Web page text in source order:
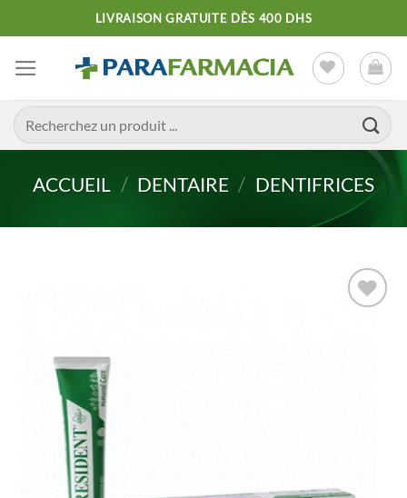
au
contenu
LIVRAISON GRATUITE DÈS 400 DHS
Recherche
pour :
ACCUEIL / DENTAIRE / DENTIFRICES